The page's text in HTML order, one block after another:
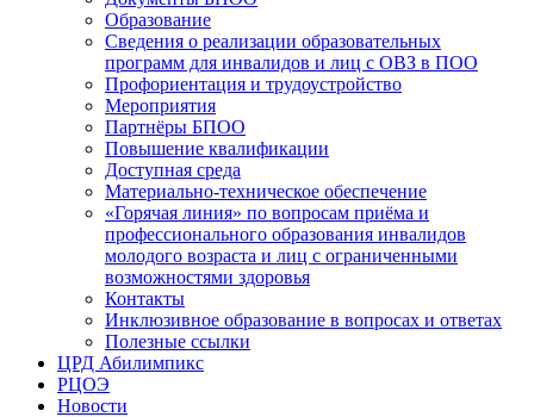
Образование
Сведения о реализации образовательных
программ для инвалидов и лиц с ОВЗ в ПОО
Профориентация и трудоустройство
Мероприятия
Партнёры БПОО
Повышение квалификации
Доступная среда
Материально-техническое обеспечение
«Горячая линия» по вопросам приёма и
профессионального образования инвалидов
молодого возраста и лиц с ограниченными
возможностями здоровья
Контакты
Инклюзивное образование в вопросах и ответах
Полезные ссылки
ЦРД Абилимпикс
РЦОЭ
Новости